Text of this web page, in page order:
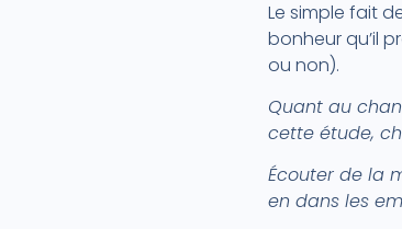
Le simple fait
bonheur qu’il
ou non).
Quant au
cette étude,
Écouter de la
en dans les